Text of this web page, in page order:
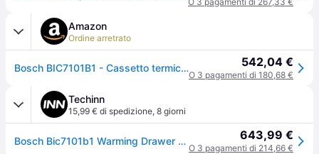
Amazon
Ordine arretrato
Bosch BIC7101B1 - Cassetto termico serie 8, 60 cm di larghezza, 14 cm di altezza, nero, per mantenere piatti e cibi, temperatura 30-80 °C, cottura delicata, spazio per 64 tazze da caffè o 12 piatti 542,04 €
O 3 pagamenti di 180,68 €
Techinn
15,99 € di spedizione, 8 giorni
Bosch Bic7101b1 Warming Drawer Nero 643,99 €
O 3 pagamenti di 214,66 €